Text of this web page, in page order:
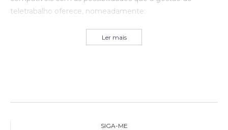
teletrabalho oferece, nomeadamente:
Ler mais
SIGA-ME